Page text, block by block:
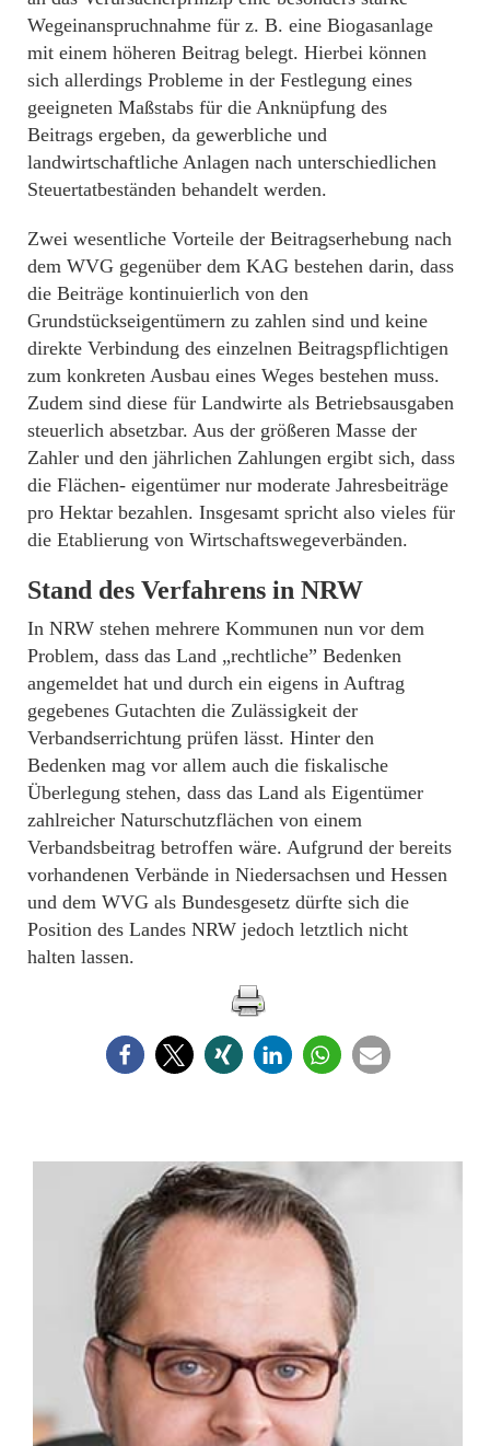
Wegeinanspruchnahme für z. B. eine Biogasanlage
mit einem höheren Beitrag belegt. Hierbei können
sich allerdings Probleme in der Festlegung eines
geeigneten Maßstabs für die Anknüpfung des
Beitrags ergeben, da gewerbliche und
landwirtschaftliche Anlagen nach unterschiedlichen
Steuertatbeständen behandelt werden.
Zwei wesentliche Vorteile der Beitragserhebung nach
dem WVG gegenüber dem KAG bestehen darin, dass
die Beiträge kontinuierlich von den
Grundstückseigentümern zu zahlen sind und keine
direkte Verbindung des einzelnen Beitragspflichtigen
zum konkreten Ausbau eines Weges bestehen muss.
Zudem sind diese für Landwirte als Betriebsausgaben
steuerlich absetzbar. Aus der größeren Masse der
Zahler und den jährlichen Zahlungen ergibt sich, dass
die Flächen- eigentümer nur moderate Jahresbeiträge
pro Hektar bezahlen. Insgesamt spricht also vieles für
die Etablierung von Wirtschaftswegeverbänden.
Stand des Verfahrens in NRW
In NRW stehen mehrere Kommunen nun vor dem
Problem, dass das Land „rechtliche” Bedenken
angemeldet hat und durch ein eigens in Auftrag
gegebenes Gutachten die Zulässigkeit der
Verbandserrichtung prüfen lässt. Hinter den
Bedenken mag vor allem auch die fiskalische
Überlegung stehen, dass das Land als Eigentümer
zahlreicher Naturschutzflächen von einem
Verbandsbeitrag betroffen wäre. Aufgrund der bereits
vorhandenen Verbände in Niedersachsen und Hessen
und dem WVG als Bundesgesetz dürfte sich die
Position des Landes NRW jedoch letztlich nicht
halten lassen.